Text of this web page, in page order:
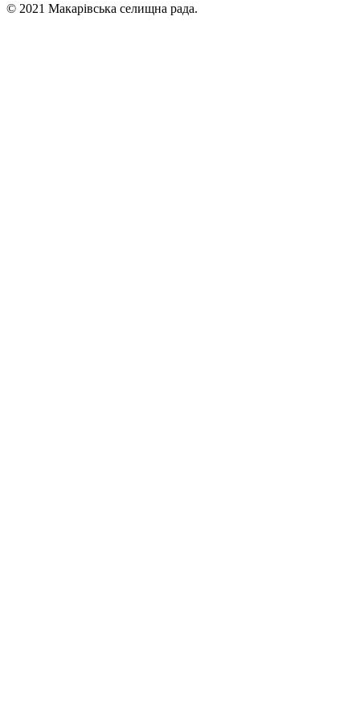
© 2021 Макарівська селищна рада.